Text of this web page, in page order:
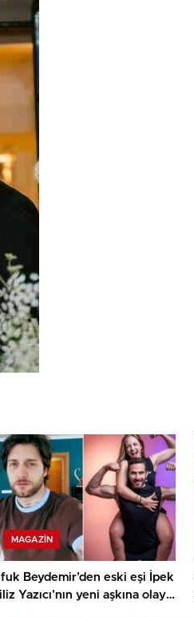
MAGAZIN
Beydemir’den eski eşi İpek
Yazıcı’nın yeni aşkına olay